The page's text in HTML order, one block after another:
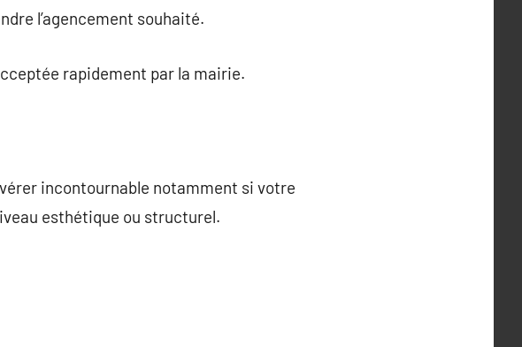
l’agencement souhaité.
rapidement par la mairie.
incontournable notamment si votre
esthétique ou structurel.